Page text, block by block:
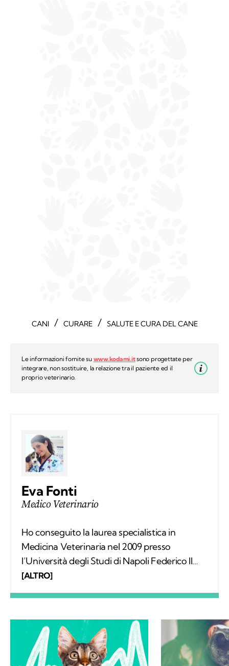
CANI / CURARE / SALUTE E CURA DEL CANE
Le informazioni fornite su www.kodami.itsono progettate per
integrare, non sostituire, la relazione tra il paziente ed il
proprio veterinario.
Eva Fonti
Medico Veterinario
Ho conseguito la laurea specialistica in
Medicina Veterinaria nel 2009 presso
l’Università degli Studi di Napoli Federico II
con una tesi sperimentale in chirurgia
Nel 2013 ho inaugurato il mio ambulatorio in
Minturno sul lungomare di Scauri.
[ALTRO]